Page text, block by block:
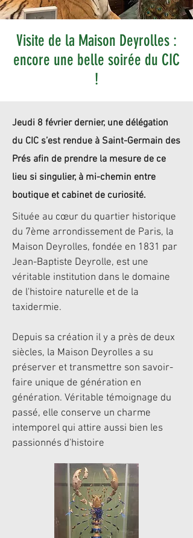
Visite de la Maison Deyrolles :
encore une belle soirée du CIC
!
Jeudi 8 février dernier, une délégation
du CIC s’est rendue à Saint-Germain des
Prés afin de prendre la mesure de ce
lieu si singulier, à mi-chemin entre
boutique et cabinet de curiosité.
Située au cœur du quartier historique
du 7ème arrondissement de Paris, la
Maison Deyrolles, fondée en 1831 par
Jean-Baptiste Deyrolle, est une
véritable institution dans le domaine
de l'histoire naturelle et de la
taxidermie.
Depuis sa création il y a près de deux
siècles, la Maison Deyrolles a su
préserver et transmettre son savoir-
faire unique de génération en
génération. Véritable témoignage du
passé, elle conserve un charme
intemporel qui attire aussi bien les
passionnés d'histoire